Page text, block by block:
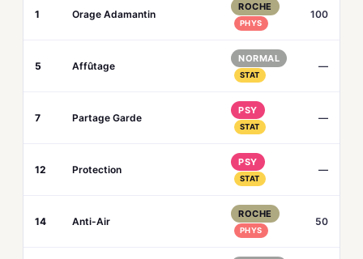
1 Orage Adamantin
ROCHE
PHYS
100
5 Affûtage
NORMAL
STAT
—
7 Partage Garde
PSY
STAT
—
12 Protection
PSY
STAT
—
14 Anti-Air
ROCHE
PHYS
50